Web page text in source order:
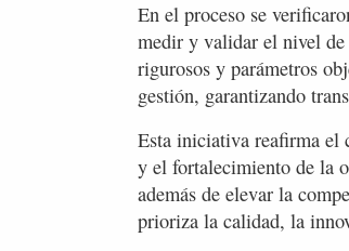
En el proceso se
medir y validar el nivel de
rigurosos y parámetros
gestión, garantizando
Esta iniciativa reafirma el
y el fortalecimiento de la
además de elevar la
prioriza la calidad, la